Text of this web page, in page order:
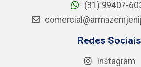
(81) 99407-
Redes Sociais
Instagram